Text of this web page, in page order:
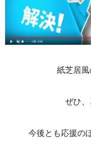
紙芝居風
ぜひ
今後とも応援の